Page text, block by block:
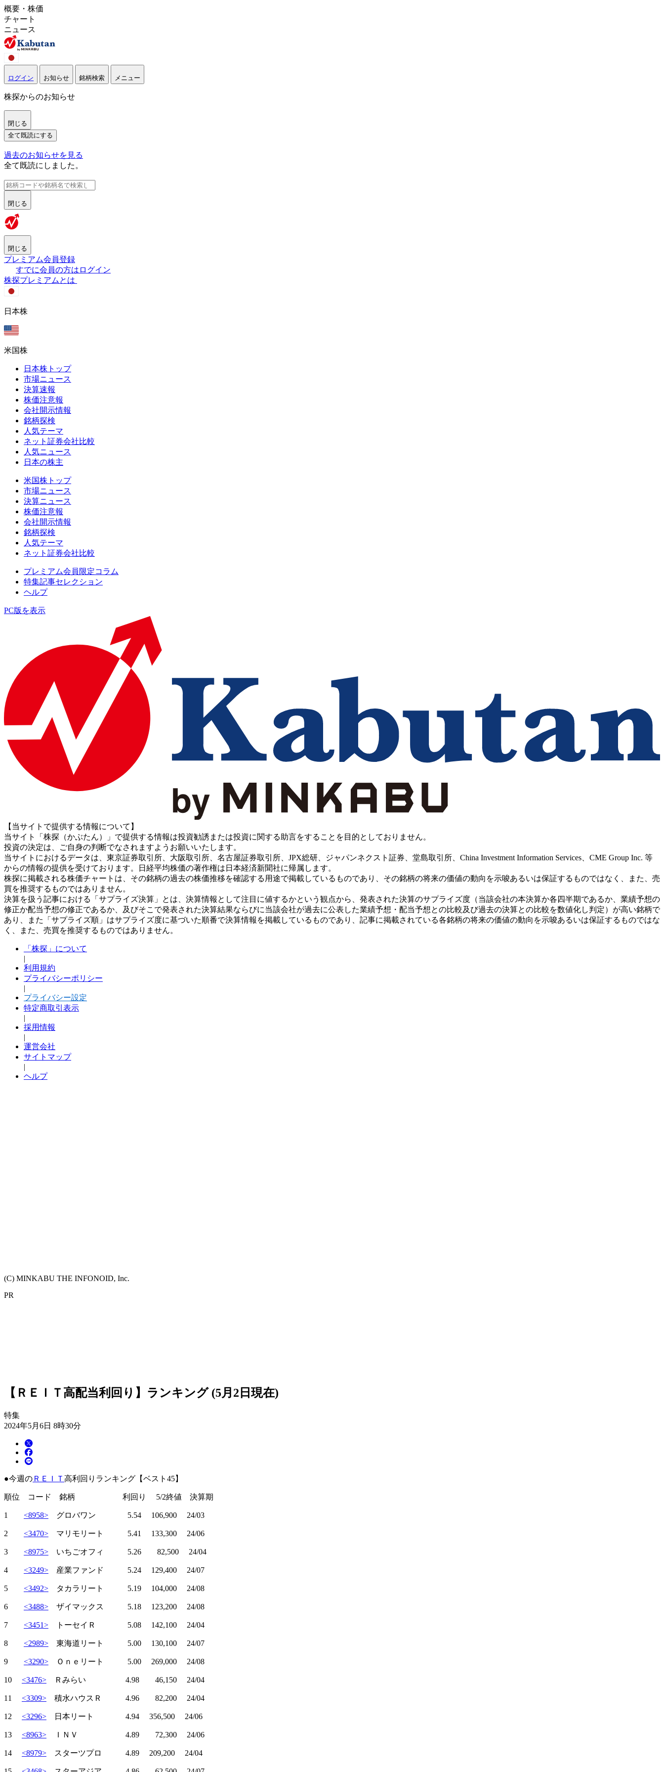
概要・株価
チャート
ニュース
ログイン お知らせ 銘柄検索 メニュー
株探からのお知らせ
閉じる
全て既読にする
過去のお知らせを見る
全て既読にしました。
閉じる
閉じる
プレミアム会員登録
すでに会員の方はログイン
株探プレミアムとは
日本株
米国株
日本株トップ
市場ニュース
決算速報
株価注意報
会社開示情報
銘柄探検
人気テーマ
ネット証券会社比較
人気ニュース
日本の株主
米国株トップ
市場ニュース
決算ニュース
株価注意報
会社開示情報
銘柄探検
人気テーマ
ネット証券会社比較
プレミアム会員限定コラム
特集記事セレクション
ヘルプ
PC版を表示
【当サイトで提供する情報について】
当サイト「株探（かぶたん）」で提供する情報は投資勧誘または投資に関する助言をすることを目的としておりません。
投資の決定は、ご自身の判断でなされますようお願いいたします。
当サイトにおけるデータは、東京証券取引所、大阪取引所、名古屋証券取引所、JPX総研、ジャパンネクスト証券、堂島取引所、China Investment Information Services、CME Group Inc. 等
からの情報の提供を受けております。日経平均株価の著作権は日本経済新聞社に帰属します。
株探に掲載される株価チャートは、その銘柄の過去の株価推移を確認する用途で掲載しているものであり、その銘柄の将来の価値の動向を示唆あるいは保証するものではなく、また、売
買を推奨するものではありません。
決算を扱う記事における「サプライズ決算」とは、決算情報として注目に値するかという観点から、発表された決算のサプライズ度（当該会社の本決算か各四半期であるか、業績予想の
修正か配当予想の修正であるか、及びそこで発表された決算結果ならびに当該会社が過去に公表した業績予想・配当予想との比較及び過去の決算との比較を数値化し判定）が高い銘柄で
あり、また「サプライズ順」はサプライズ度に基づいた順番で決算情報を掲載しているものであり、記事に掲載されている各銘柄の将来の価値の動向を示唆あるいは保証するものではな
く、また、売買を推奨するものではありません。
「株探」について
|
利用規約
プライバシーポリシー
|
プライバシー設定
特定商取引表示
|
採用情報
|
運営会社
サイトマップ
|
ヘルプ
(C) MINKABU THE INFONOID, Inc.
PR
【ＲＥＩＴ高配当利回り】ランキング (5月2日現在)
特集
2024年5月6日 8時30分
●今週の ＲＥＩＴ 高利回りランキング【ベスト45】
順位 コード 銘柄 利回り 5/2終値 決算期
1 <8958> グロバワン 5.54 106,900 24/03
2 <3470> マリモリート 5.41 133,300 24/06
3 <8975> いちごオフィ 5.26 82,500 24/04
4 <3249> 産業ファンド 5.24 129,400 24/07
5 <3492> タカラリート 5.19 104,000 24/08
6 <3488> ザイマックス 5.18 123,200 24/08
7 <3451> トーセイＲ 5.08 142,100 24/04
8 <2989> 東海道リート 5.00 130,100 24/07
9 <3290> Ｏｎｅリート 5.00 269,000 24/08
10 <3476> Ｒみらい 4.98 46,150 24/04
11 <3309> 積水ハウスＲ 4.96 82,200 24/04
12 <3296> 日本リート 4.94 356,500 24/06
13 <8963> ＩＮＶ 4.89 72,300 24/06
14 <8979> スターツプロ 4.89 209,200 24/04